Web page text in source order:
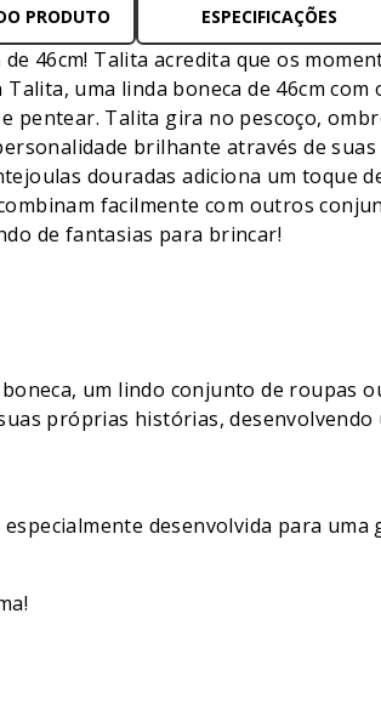
PRODUTO ESPECIFICAÇÕES
46cm! Talita acredita que os
uma linda boneca de 46cm
pentear. Talita gira no pescoço,
brilhante através de
douradas adiciona um toque
facilmente com outros
de fantasias para brincar!
um lindo conjunto de roupas
próprias histórias,
desenvolvida para